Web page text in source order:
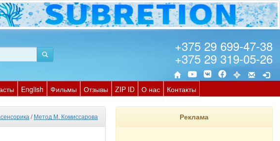
+375 29 699-47-38
+375 29 319-05-26
English Фильмы Отзывы ZIP ID О нас Контакты
/Метод М. Комиссарова Реклама